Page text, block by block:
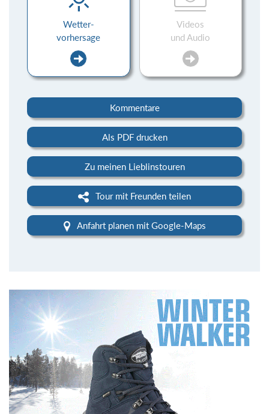
Wetter-
vorhersage
Videos
und Audio
Kommentare
Als PDF drucken
Zu meinen Lieblinstouren
Tour mit Freunden teilen
Anfahrt planen mit Google-Maps